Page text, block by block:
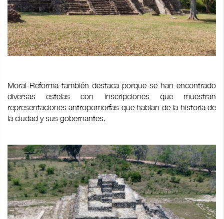
Moral-Reforma también destaca porque se han encontrado
diversas estelas con inscripciones que muestran
representaciones antropomorfas que hablan de la historia de
la ciudad y sus gobernantes.